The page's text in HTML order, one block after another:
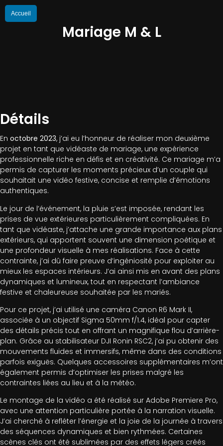
Mariage M & L
Accueil
Détails
En octobre 2023, j’ai eu l’honneur de réaliser mon deuxième
projet en tant que vidéaste de mariage, une expérience
professionnelle riche en défis et en créativité. Ce mariage m’a
permis de capturer les moments précieux d’un couple qui
souhaitait une vidéo festive, concise et remplie d’émotions
authentiques.
Le jour de l’événement, la pluie s’est imposée, rendant les
prises de vue extérieures particulièrement compliquées. En
tant que vidéaste, j’attache une grande importance aux plans
extérieurs, qui apportent souvent une dimension poétique et
une profondeur visuelle à mes réalisations. Face à cette
contrainte, j’ai dû faire preuve d’ingéniosité pour exploiter au
mieux les espaces intérieurs. J’ai ainsi mis en avant des plans
dynamiques et lumineux, tout en respectant l’ambiance
festive et chaleureuse souhaitée par les mariés.
Pour ce projet, j’ai utilisé une caméra Canon R6 Mark II,
associée à un objectif Sigma 50mm f/1.4, idéal pour capter
des détails précis tout en offrant un magnifique flou d’arrière-
plan. Grâce au stabilisateur DJI Ronin RSC2, j’ai pu obtenir des
mouvements fluides et immersifs, même dans des conditions
parfois exiguës. Quelques accessoires supplémentaires m’ont
également permis d’optimiser les prises malgré les
contraintes liées au lieu et à la météo.
Le montage de la vidéo a été réalisé sur Adobe Premiere Pro,
avec une attention particulière portée à la narration visuelle.
J’ai cherché à refléter l’énergie et la joie de la journée à travers
des séquences dynamiques et bien rythmées. Certaines
scènes clés ont été sublimées par des effets légers créés